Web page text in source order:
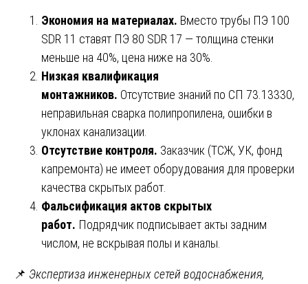
Экономия на материалах. Вместо трубы ПЭ 100
SDR 11 ставят ПЭ 80 SDR 17 — толщина стенки
меньше на 40%, цена ниже на 30%.
Низкая квалификация
монтажников. Отсутствие знаний по СП 73.13330,
неправильная сварка полипропилена, ошибки в
уклонах канализации.
Отсутствие контроля. Заказчик (ТСЖ, УК, фонд
капремонта) не имеет оборудования для проверки
качества скрытых работ.
Фальсификация актов скрытых
работ. Подрядчик подписывает акты задним
числом, не вскрывая полы и каналы.
📌 Экспертиза инженерных сетей водоснабжения,